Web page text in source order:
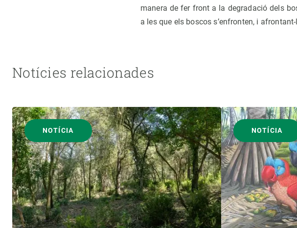
manera de fer front a la degradació dels
a les que els boscos s’enfronten, i
Notícies relacionades
NOTÍCIA NOTÍCIA